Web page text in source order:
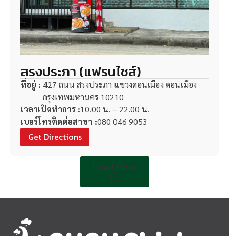
สรงประภา (แฟรนไชส์)
ที่อยู่ : 427 ถนน สรงประภา แขวงดอนเมือง ดอนเมือง
กรุงเทพมหานคร 10210
เวลาเปิดทำการ :10.00 น. – 22.00 น.
เบอร์โทรติดต่อสาขา :080 046 9053
Get Directions
Load More